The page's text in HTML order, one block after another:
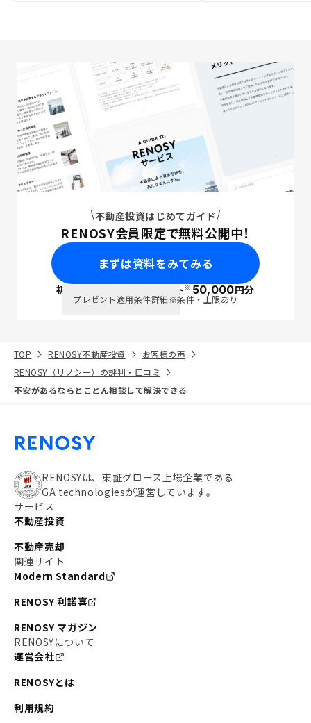
不動産投資はじめてガイド
RENOSY会員限定で無料公開中！
まずは資料をみてみる
初回面談で ポイント※50,000円分
プレゼント適用条件詳細※条件・上限あり
TOP RENOSY不動産投資
お客様の声
RENOSY（リノシー）の評判・口コミ
不安があるならとことん相談して解決できる
RENOSYは、東証グロース上場企業である
GA technologiesが運営しています。
サービス
不動産投資
不動産売却
関連サイト
Modern Standard
RENOSY 利諾喜
RENOSY マガジン
RENOSYについて
運営会社
RENOSYとは
利用規約